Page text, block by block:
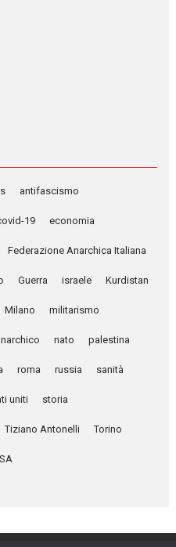
antifascismo
19 economia
Federazione Anarchica Italiana
Guerra israele Kurdistan
Milano militarismo
nato palestina
roma russia sanità
uniti storia
Tiziano Antonelli Torino